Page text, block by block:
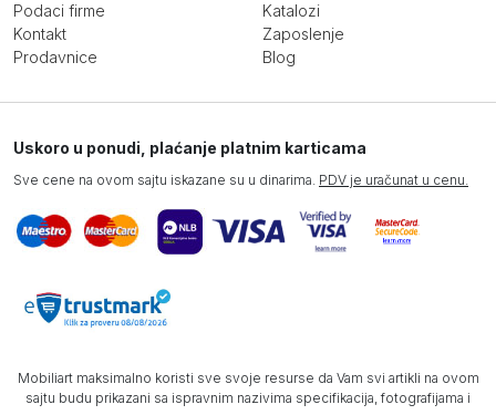
Podaci firme
Kontakt
Prodavnice
Katalozi
Zaposlenje
Blog
Uskoro u ponudi, plaćanje platnim karticama
Sve cene na ovom sajtu iskazane su u dinarima. PDV je uračunat u cenu.
Mobiliart maksimalno koristi sve svoje resurse da Vam svi artikli na ovom
sajtu budu prikazani sa ispravnim nazivima specifikacija, fotografijama i